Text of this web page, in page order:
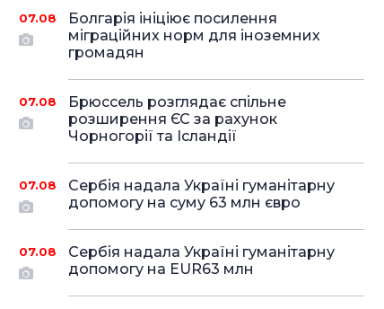
07.08
Болгарія ініціює посилення
міграційних норм для іноземних
громадян
07.08
Брюссель розглядає спільне
розширення ЄС за рахунок
Чорногорії та Ісландії
07.08
Сербія надала Україні гуманітарну
допомогу на суму 63 млн євро
07.08
Сербія надала Україні гуманітарну
допомогу на EUR63 млн